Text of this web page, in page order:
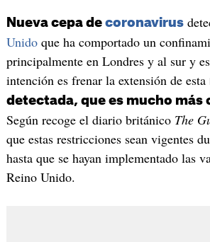
Nueva cepa de coronavirus
Unidoque ha comportado un
principalmente en Londres y al sur y
intención es frenar la extensión de esta
detectada, que es mucho más
Según recoge el diario británico The
que estas restricciones sean vigentes
hasta que se hayan implementado las
Reino Unido.